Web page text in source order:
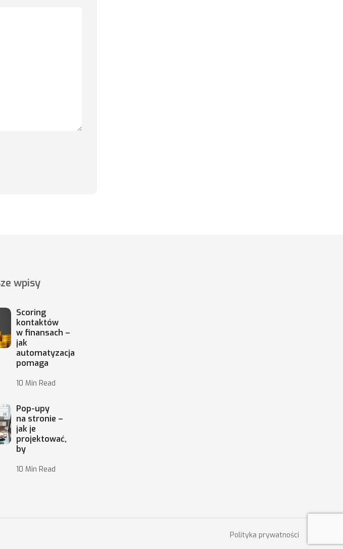
wpisy
Scoring
kontaktów
w finansach –
jak
automatyzacja
pomaga
10 Min Read
Pop-upy
na stronie –
jak je
projektować,
by
10 Min Read
Polityka prywatności